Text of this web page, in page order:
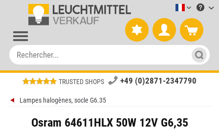
TRUSTED SHOPS +49 (0)2871-2347790
Lampes halogènes, socle G6.35
Osram 64611HLX 50W 12V G6,35